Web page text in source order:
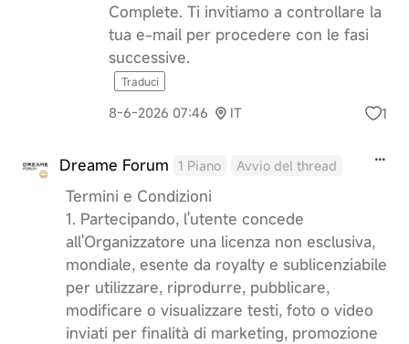
Complete. Ti invitiamo a controllare la
tua e-mail per procedere con le fasi
successive.
Traduci
8-6-2026 07:46 IT 1
Dreame Forum 1 Piano Avvio del thread
Termini e Condizioni
1. Partecipando, l'utente concede
all'Organizzatore una licenza non esclusiva,
mondiale, esente da royalty e sublicenziabile
per utilizzare, riprodurre, pubblicare,
modificare o visualizzare testi, foto o video
inviati per finalità di marketing, promozione